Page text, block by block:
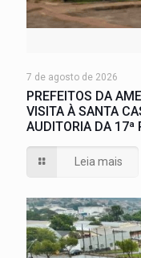
7 de agosto de 2026
PREFEITOS DA
VISITA À SANTA
AUDITORIA DA 17ª
Leia mais